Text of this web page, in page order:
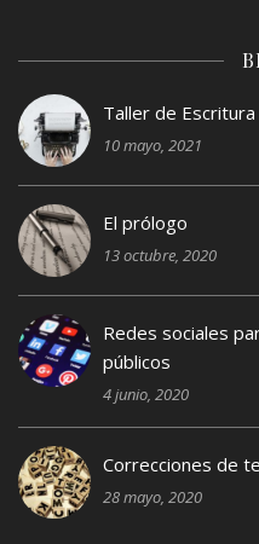
Taller de
10 mayo, 2021
El prólogo
13 octubre, 2020
Redes sociales
públicos
4 junio, 2020
Correcciones de
28 mayo, 2020